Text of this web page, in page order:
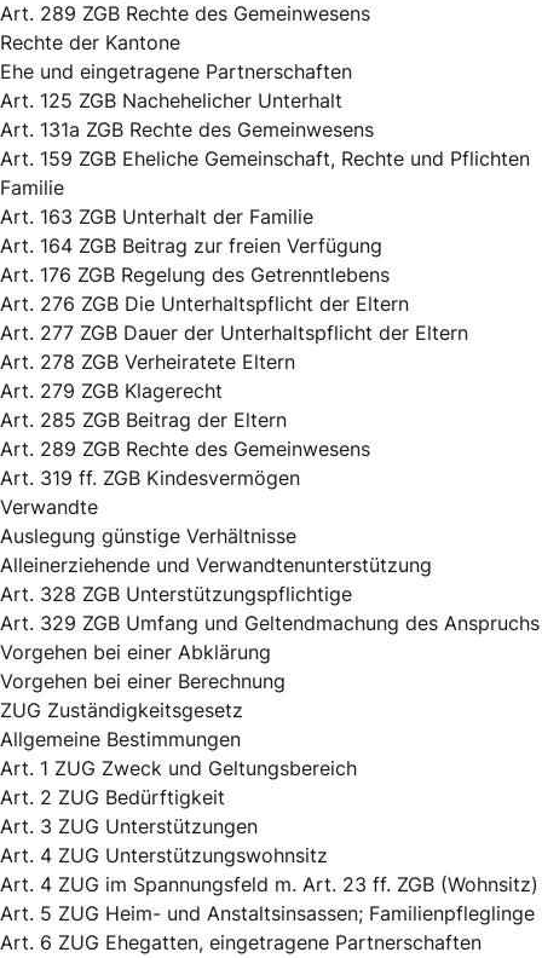
Art. 289 ZGB Rechte des Gemeinwesens
Rechte der Kantone
Ehe und eingetragene Partnerschaften
Art. 125 ZGB Nachehelicher Unterhalt
Art. 131a ZGB Rechte des Gemeinwesens
Art. 159 ZGB Eheliche Gemeinschaft, Rechte und Pflichten
Familie
Art. 163 ZGB Unterhalt der Familie
Art. 164 ZGB Beitrag zur freien Verfügung
Art. 176 ZGB Regelung des Getrenntlebens
Art. 276 ZGB Die Unterhaltspflicht der Eltern
Art. 277 ZGB Dauer der Unterhaltspflicht der Eltern
Art. 278 ZGB Verheiratete Eltern
Art. 279 ZGB Klagerecht
Art. 285 ZGB Beitrag der Eltern
Art. 289 ZGB Rechte des Gemeinwesens
Art. 319 ff. ZGB Kindesvermögen
Verwandte
Auslegung günstige Verhältnisse
Alleinerziehende und Verwandtenunterstützung
Art. 328 ZGB Unterstützungspflichtige
Art. 329 ZGB Umfang und Geltendmachung des Anspruchs
Vorgehen bei einer Abklärung
Vorgehen bei einer Berechnung
ZUG Zuständigkeitsgesetz
Allgemeine Bestimmungen
Art. 1 ZUG Zweck und Geltungsbereich
Art. 2 ZUG Bedürftigkeit
Art. 3 ZUG Unterstützungen
Art. 4 ZUG Unterstützungswohnsitz
Art. 4 ZUG im Spannungsfeld m. Art. 23 ff. ZGB (Wohnsitz)
Art. 5 ZUG Heim- und Anstaltsinsassen; Familienpfleglinge
Art. 6 ZUG Ehegatten, eingetragene Partnerschaften